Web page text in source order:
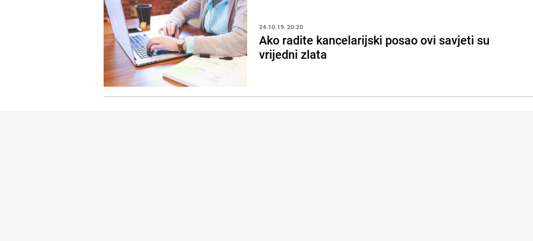
24.10.19. 20:20
Ako radite kancelarijski posao ovi savjeti su
vrijedni zlata